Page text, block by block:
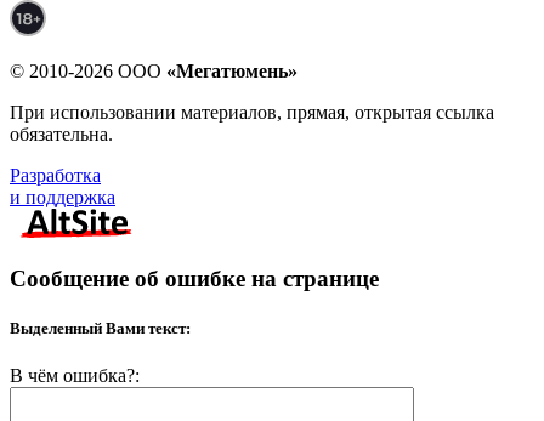
© 2010-2026 ООО «Мегатюмень»
При использовании материалов, прямая, открытая ссылка
обязательна.
Разработка
и поддержка
Сообщение об ошибке на странице
Выделенный Вами текст:
В чём ошибка?: